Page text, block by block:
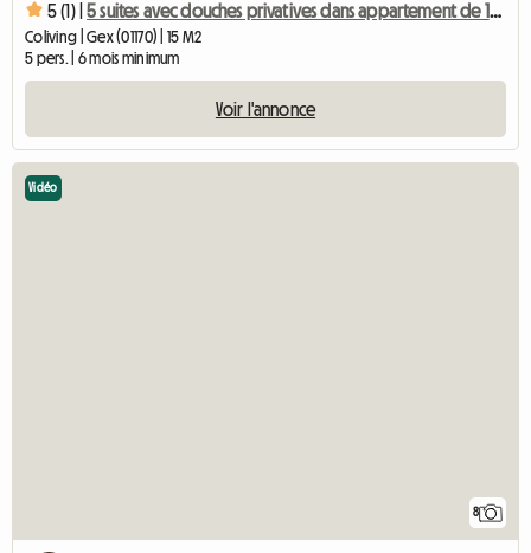
5 (1) | 5 suites avec douches privatives dans appartement de 120m2
Coliving | Gex (01170) | 15 M2
5 pers. | 6 mois minimum
Voir l'annonce
8
Vidéo